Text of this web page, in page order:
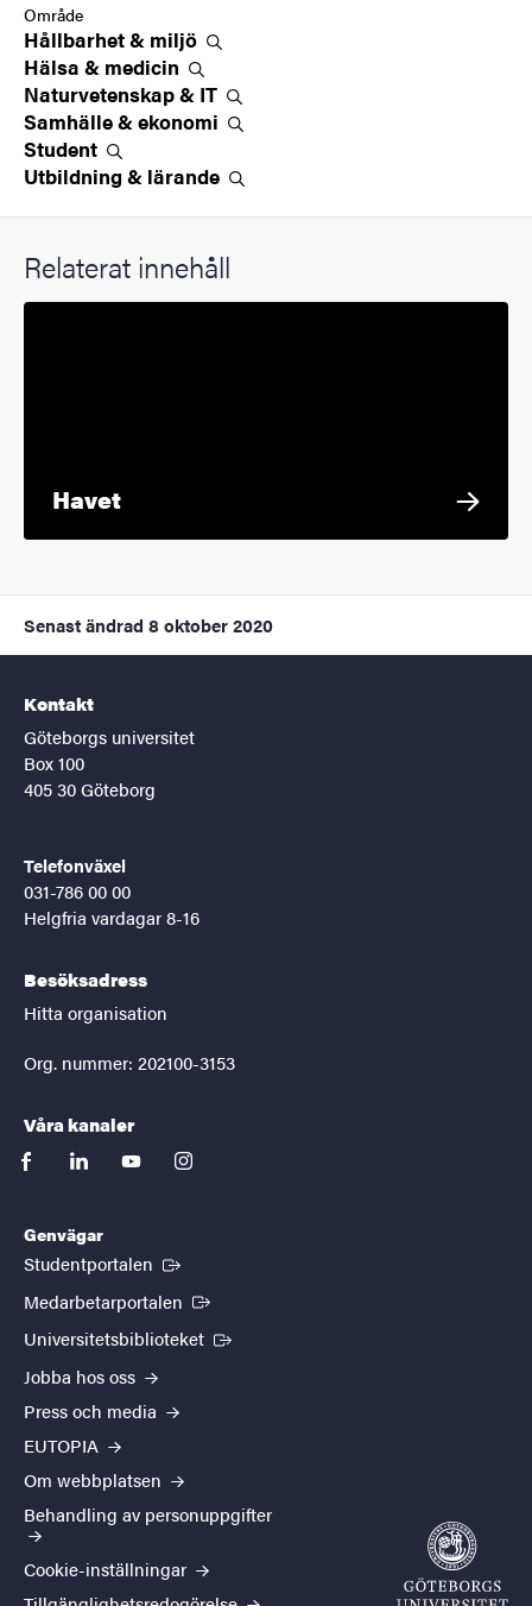
Område
Hållbarhet & miljö
Hälsa & medicin
Naturvetenskap & IT
Samhälle &ekonomi
Student
Utbildning & lärande
Relaterat innehåll
Havet
Senast ändrad 8 oktober 2020
Kontakt
Göteborgs universitet
Box 100
405 30 Göteborg
Telefonväxel
031-786 00 00
Helgfria vardagar 8-16
Besöksadress
Hitta organisation
Org. nummer: 202100-3153
Våra kanaler
facebooklinkedinyoutubeinstagram
Genvägar
Studentportalen (Extern länk)
Medarbetarportalen (Extern länk)
Universitetsbiblioteket (Extern länk)
Jobba hos oss
Press och media
EUTOPIA
Om webbplatsen
Behandling av personuppgifter
Cookie-inställningar